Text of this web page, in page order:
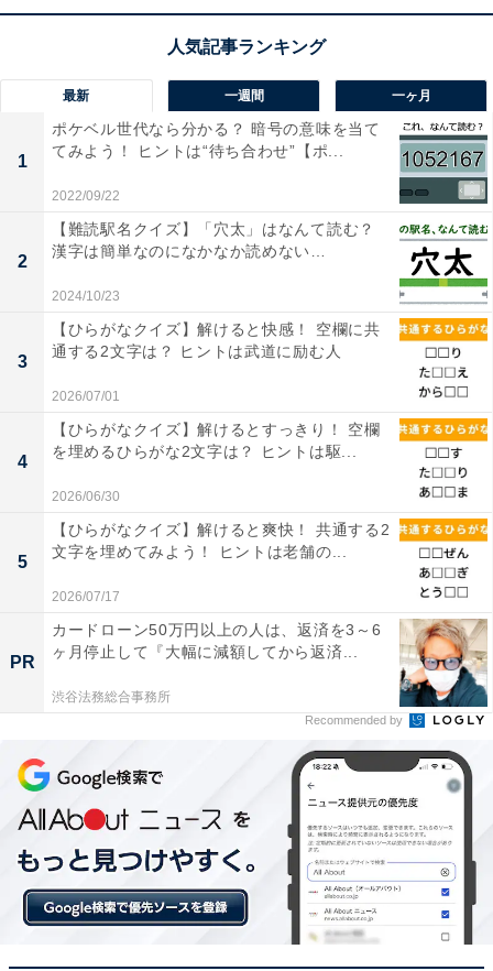
こちらもおすすめ
【アナグラムクイズ】解けるとスッキリ！ 「り
か ざ く び」を並び替えると？ 1分以内で挑戦
最新 一週間 一ヶ月
1
ポケベル世代なら分かる？ 暗号の意味を当て
てみよう！ ヒントは“待ち合わせ”【ポ...
2022/09/22
2
【難読駅名クイズ】「穴太」はなんて読む？
漢字は簡単なのになかなか読めない…
2024/10/23
3
【ひらがなクイズ】解けると快感！ 空欄に共
通する2文字は？ ヒントは武道に励む人
2026/07/01
4
【ひらがなクイズ】解けるとすっきり！ 空欄
を埋めるひらがな2文字は？ ヒントは駆...
2026/06/30
5
【ひらがなクイズ】解けると爽快！ 共通する2
文字を埋めてみよう！ ヒントは老舗の...
2026/07/17
PR
カードローン50万円以上の人は、返済を3～6
ヶ月停止して『大幅に減額してから返済...
渋谷法務総合事務所
Recommended by